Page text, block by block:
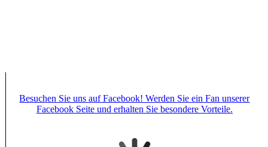
Besuchen Sie uns auf Facebook! Werden Sie ein Fan unserer
Facebook Seite und erhalten Sie besondere Vorteile.